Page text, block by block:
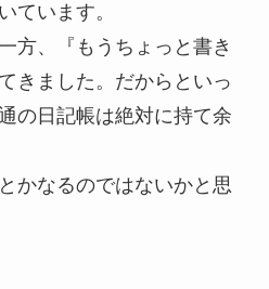
ています。
方、『もうちょっと書き
きました。だからといっ
の日記帳は絶対に持て余
かなるのではないかと思